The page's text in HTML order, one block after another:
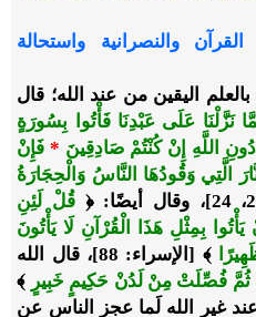
والنصرانية واستحالة
اليقين من عند الله؛ قال
عَلَى عَبْدِنَا فَأْتُوا بِسُورَةٍ
اللَّهِ إِنْ كُنْتُمْ صَادِقِينَ *فَإِنْ
الَّتِي وَقُودُهَا النَّاسُ وَالْحِجَارَةُ
قُلْ لَئِنِ
بِمِثْلِ هَذَا الْقُرْآنِ لَا يَأْتُونَ
﴾ [الإسراء: 88]، قال الله
ثُمَّ فُصِّلَتْ مِنْ لَدُنْ حَكِيمٍ خَبِيرٍ ﴾
عند غير الله لَما عجز الناس عن